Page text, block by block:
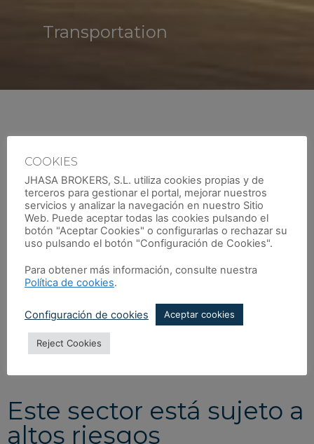
Transportation
Gestión de riesgos para
una industria en
constante movimiento
El sector del transporte así como la logística como sector
planificación, ejecución y gestión del
movimiento y almacenamiento de bienesa lo largo de
todo el globo es fundamental en los tiempos en los que
vivimos, por ello se hace necesario la involucración de
múltiples actores, infraestructuras y tecnologías que requiere
no sólo un alto grado de especialización en el sector sino
también una gran coordinación de todos los actore para la
Este sector está sujeto a
altos riesgos
COOKIES
JHASA BROKERS, S.L. utiliza cookies propias y de
terceros para gestionar el portal, mejorar nuestros
servicios y analizar la navegación en nuestro Sitio
Web. Puede aceptar todas las cookies pulsando el
botón "Aceptar Cookies" o configurarlas o rechazar su
uso pulsando el botón "Configuración de Cookies".
Para obtener más información, consulte nuestra
Política de cookies.
Configuración de cookies Aceptar cookies
Reject Cookies